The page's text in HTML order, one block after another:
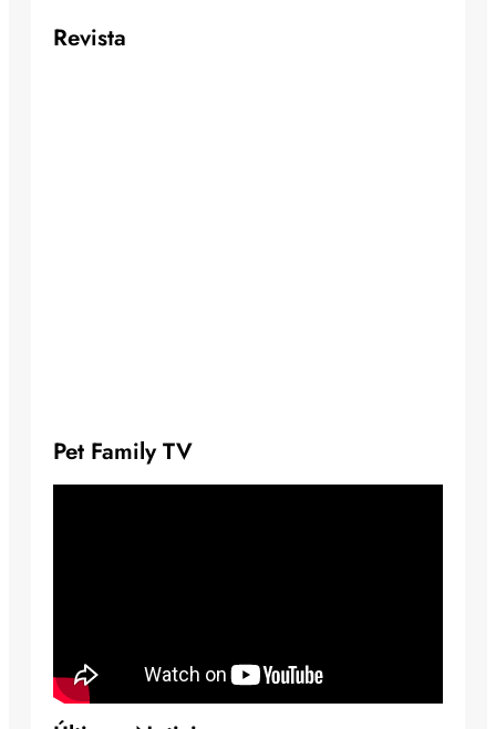
Revista
Pet Family TV